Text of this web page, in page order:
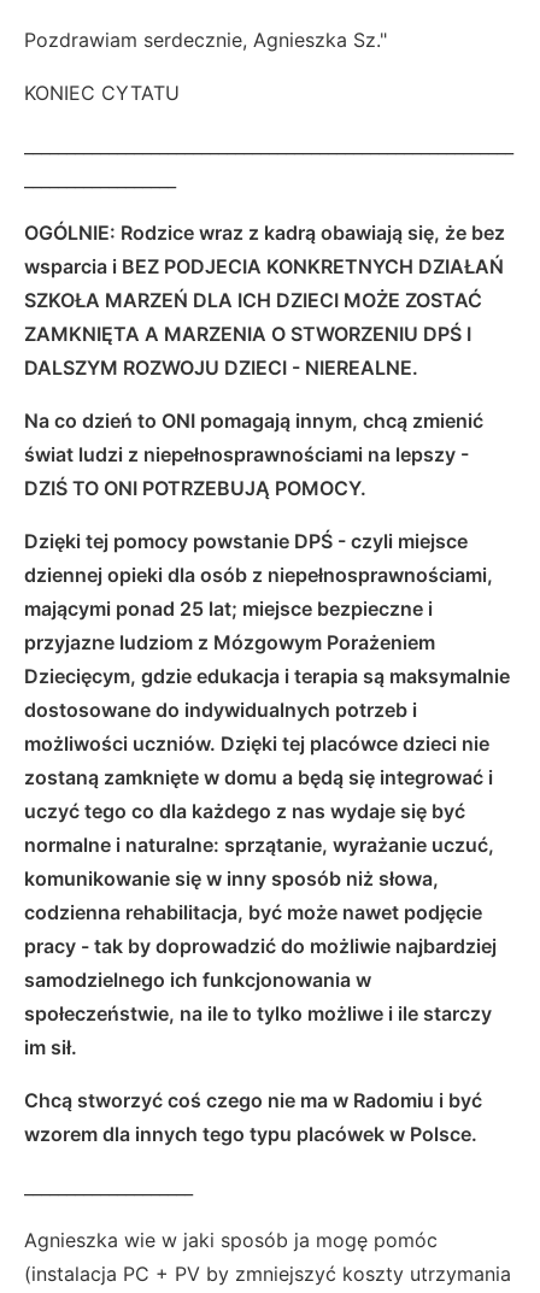
Pozdrawiam serdecznie, Agnieszka Sz."
KONIEC CYTATU
OGÓLNIE: Rodzice wraz z kadrą obawiają się, że bez
wsparcia i BEZ PODJECIA KONKRETNYCH DZIAŁAŃ
SZKOŁA MARZEŃ DLA ICH DZIECI MOŻE ZOSTAĆ
ZAMKNIĘTA A MARZENIA O STWORZENIU DPŚ I
DALSZYM ROZWOJU DZIECI - NIEREALNE.
Na co dzień to ONI pomagają innym, chcą zmienić
świat ludzi z niepełnosprawnościami na lepszy -
DZIŚ TO ONI POTRZEBUJĄ POMOCY.
Dzięki tej pomocy powstanie DPŚ - czyli miejsce
dziennej opieki dla osób z niepełnosprawnościami,
mającymi ponad 25 lat; miejsce bezpieczne i
przyjazne ludziom z Mózgowym Porażeniem
Dziecięcym, gdzie edukacja i terapia są maksymalnie
dostosowane do indywidualnych potrzeb i
możliwości uczniów. Dzięki tej placówce dzieci nie
zostaną zamknięte w domu a będą się integrować i
uczyć tego co dla każdego z nas wydaje się być
normalne i naturalne: sprzątanie, wyrażanie uczuć,
komunikowanie się w inny sposób niż słowa,
codzienna rehabilitacja, być może nawet podjęcie
pracy - tak by doprowadzić do możliwie najbardziej
samodzielnego ich funkcjonowania w
społeczeństwie, na ile to tylko możliwe i ile starczy
im sił.
Chcą stworzyć coś czego nie ma w Radomiu i być
wzorem dla innych tego typu placówek w Polsce.
Agnieszka wie w jaki sposób ja mogę pomóc
(instalacja PC + PV by zmniejszyć koszty utrzymania